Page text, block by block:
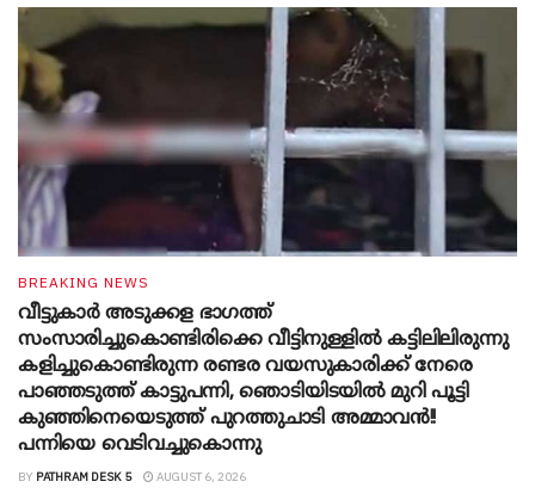
BREAKING NEWS
വീട്ടുകാർ അ‌ടുക്കള ഭാ​ഗത്ത്
സംസാരിച്ചുകൊണ്ടിരിക്കെ വീട്ടിനുള്ളിൽ കട്ടിലിലിരുന്നു
കളിച്ചുകൊണ്ടിരുന്ന രണ്ടര വയസുകാരിക്ക് നേരെ
പാഞ്ഞടുത്ത് കാട്ടുപന്നി, ‍ഞൊടിയി‌ടയിൽ മുറി പൂട്ടി
കുഞ്ഞിനെയെടുത്ത് പുറത്തുചാടി അമ്മാവൻ!!
പന്നിയെ വെടിവച്ചുകൊന്നു
BY PATHRAM DESK 5 AUGUST 6, 2026